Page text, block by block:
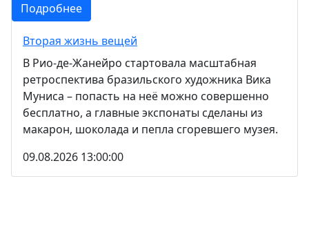
Подробнее
Вторая жизнь вещей
В Рио-де-Жанейро стартовала масштабная
ретроспектива бразильского художника Вика
Муниса – попасть на неё можно совершенно
бесплатно, а главные экспонаты сделаны из
макарон, шоколада и пепла сгоревшего музея.
09.08.2026 13:00:00